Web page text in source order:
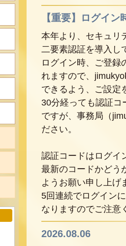
【重要】ログイ
本年より、セキュリ
二要素認証を導入し
ログイン時、ご登録
れますので、
できるよう、ご設定
30分経っても認証コ
ですが、事務局（
ださい。
認証コードはログイ
最新のコードかどう
ようお願い申し上げ
5回連続でログイン
なりますのでご注意
2026.08.06